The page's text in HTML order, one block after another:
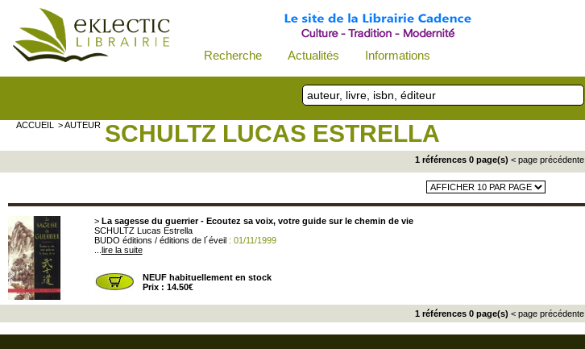
Recherche Actualités Informations
ACCUEIL > AUTEUR SCHULTZ LUCAS ESTRELLA
1 références 0 page(s) < page précédente
> La sagesse du guerrier - Ecoutez sa voix, votre guide sur le chemin de vie
SCHULTZ Lucas Estrella
BUDO éditions / éditions de l´éveil: 01/11/1999
lire la suite
NEUF habituellement en stock
Prix : 14.50€
1 références 0 page(s) < page précédente